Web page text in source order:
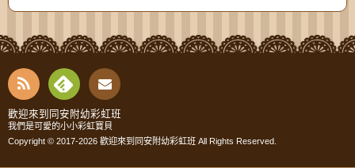
RSS
Fee
dly
Cont
act
歡迎來到同安附幼彩虹班
我們是可愛的小小彩虹寶貝
Copyright © 2017-2026 歡迎來到同安附幼彩虹班 All Rights Reserved.